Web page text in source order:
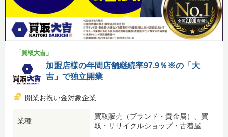
「買取大吉」
加盟店様の年間店舗継続率97.9％※の「大
吉」で独立開業
開業お祝い金対象企業
業種
買取販売（ブランド・貴金属）、買
取・リサイクルショップ・古着屋